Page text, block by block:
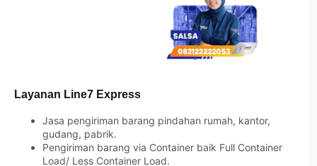
Layanan Line7 Express
Jasa pengiriman barang pindahan rumah, kantor,
gudang, pabrik.
Pengiriman barang via Container baik Full Container
Load/ Less Container Load.